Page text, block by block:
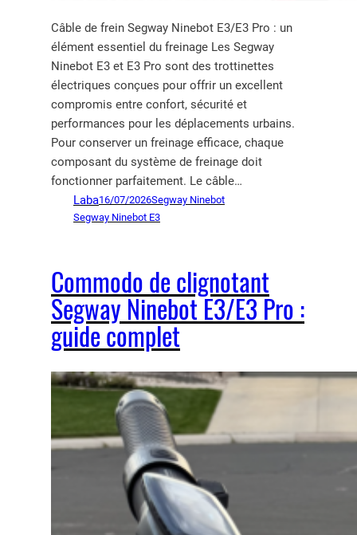
Câble de frein Segway Ninebot E3/E3 Pro : un
élément essentiel du freinage Les Segway
Ninebot E3 et E3 Pro sont des trottinettes
électriques conçues pour offrir un excellent
compromis entre confort, sécurité et
performances pour les déplacements urbains.
Pour conserver un freinage efficace, chaque
composant du système de freinage doit
fonctionner parfaitement. Le câble…
Laba16/07/2026Segway Ninebot
Segway Ninebot E3
Commodo de clignotant
Segway Ninebot E3/E3 Pro :
guide complet